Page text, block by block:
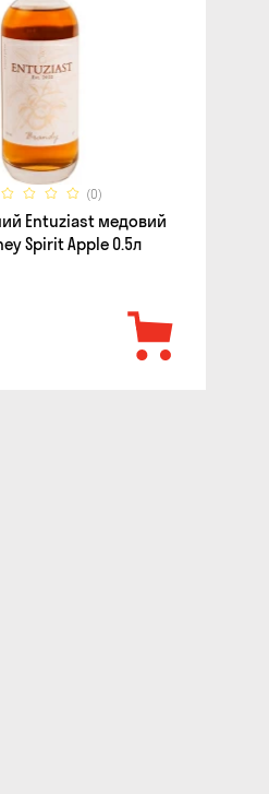
(0)
Entuziast медовий
Spirit Apple 0.5л